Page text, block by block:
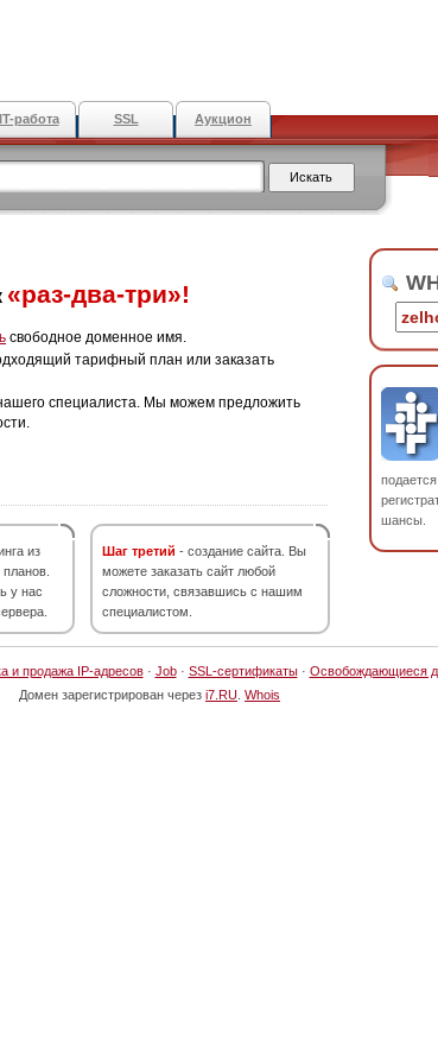
IT-работа SSL Аукцион
«раз-два-три»!
свободное доменное имя.
тарифный план или заказать
специалиста. Мы можем предложить
из
у нас
Шаг третий - создание сайта. Вы
можете заказать сайт любой
сложности, связавшись с нашим
специалистом.
шансы.
и продажа IP-адресов· Job· SSL-сертификаты· Освобождающиеся
Домен зарегистрирован через i7.RU Whois